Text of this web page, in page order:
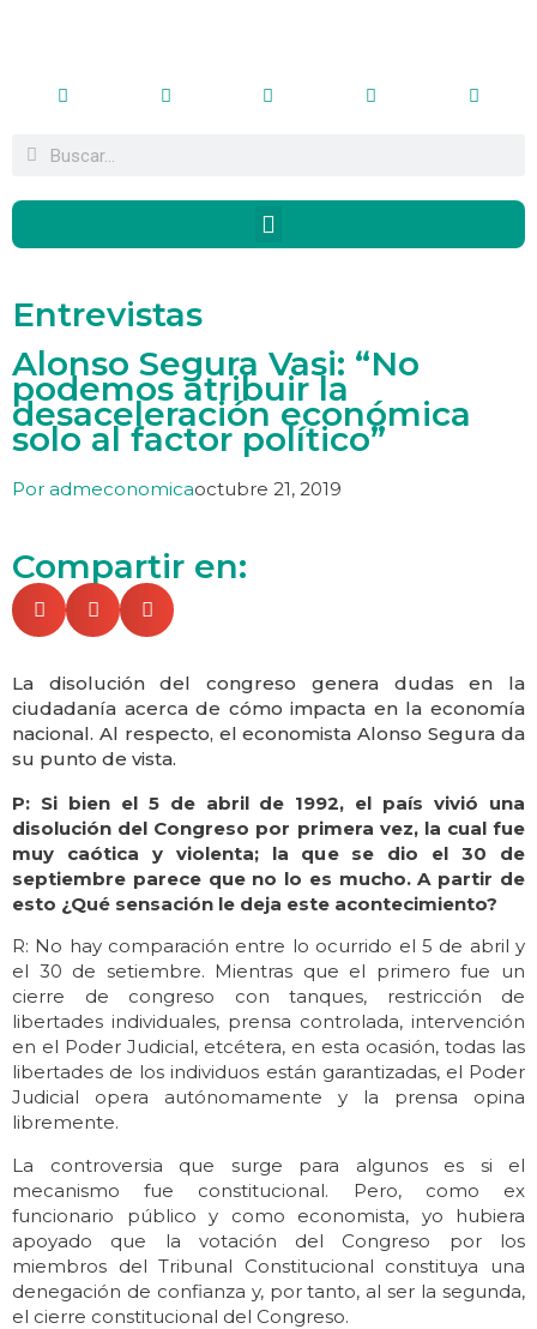
Entrevistas
Alonso Segura Vasi: “No
podemos atribuir la
desaceleración económica
solo al factor político”
Por admeconomicaoctubre 21, 2019
Compartir en:
La disolución del congreso genera dudas en la
ciudadanía acerca de cómo impacta en la economía
nacional. Al respecto, el economista Alonso Segura da
su punto de vista.
P: Si bien el 5 de abril de 1992, el país vivió una
disolución del Congreso por primera vez, la cual fue
muy caótica y violenta; la que se dio el 30 de
septiembre parece que no lo es mucho. A partir de
esto ¿Qué sensación le deja este acontecimiento?
R: No hay comparación entre lo ocurrido el 5 de abril y
el 30 de setiembre. Mientras que el primero fue un
cierre de congreso con tanques, restricción de
libertades individuales, prensa controlada, intervención
en el Poder Judicial, etcétera, en esta ocasión, todas las
libertades de los individuos están garantizadas, el Poder
Judicial opera autónomamente y la prensa opina
libremente.
La controversia que surge para algunos es si el
mecanismo fue constitucional. Pero, como ex
funcionario público y como economista, yo hubiera
apoyado que la votación del Congreso por los
miembros del Tribunal Constitucional constituya una
denegación de confianza y, por tanto, al ser la segunda,
el cierre constitucional del Congreso.